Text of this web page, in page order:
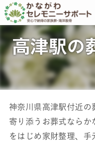
高津駅の
神奈川県高津駅付近の
寄り添うお葬式ならか
をはじめ家財整理、